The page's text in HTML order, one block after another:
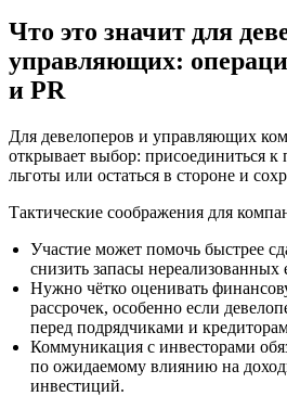
Что это значит для
управляющих:
и PR
Для девелоперов и управляющих
открывает выбор: присоединиться к
льготы или остаться в стороне и
Тактические соображения для
Участие может помочь быстрее
снизить запасы нереализованных
Нужно чётко оценивать
рассрочек, особенно если
перед подрядчиками и
Коммуникация с инвесторами
по ожидаемому влиянию на
инвестиций.